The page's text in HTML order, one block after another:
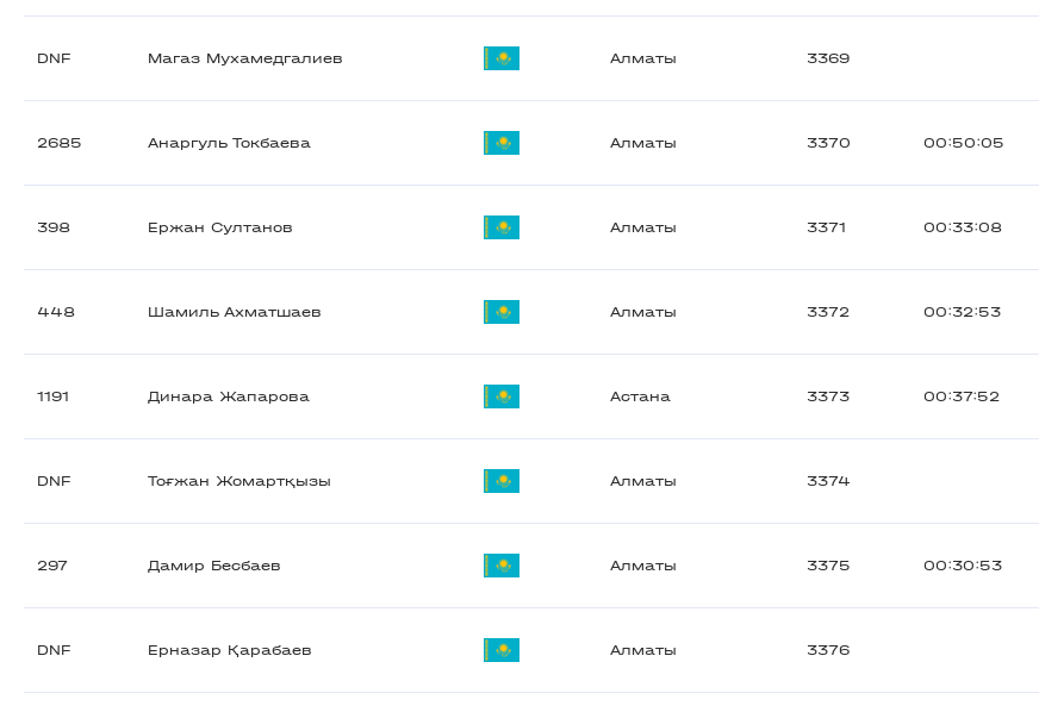
DNF Магаз Мухамедгалиев Алматы 3369
2685 Анаргуль Токбаева Алматы 3370 00:50:05
398 Ержан Султанов Алматы 3371 00:33:08
448 Шамиль Ахматшаев Алматы 3372 00:32:53
1191 Динара Жапарова Астана 3373 00:37:52
DNF Тоғжан Жомартқызы Алматы 3374
297 Дамир Бесбаев Алматы 3375 00:30:53
DNF Ерназар Қарабаев Алматы 3376